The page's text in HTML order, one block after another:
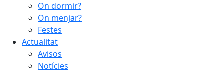
On dormir?
On menjar?
Festes
Actualitat
Avisos
Notícies